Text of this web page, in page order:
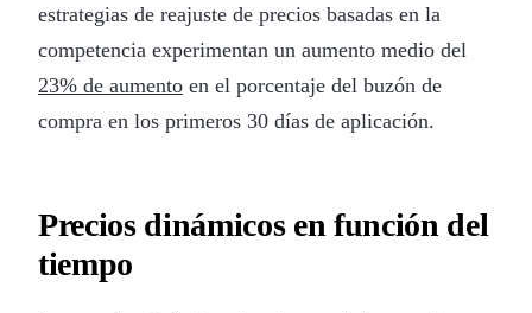
estrategias de reajuste de precios basadas en la
competencia experimentan un aumento medio del
23% de aumento en el porcentaje del buzón de
compra en los primeros 30 días de aplicación.
Precios dinámicos en función del
tiempo